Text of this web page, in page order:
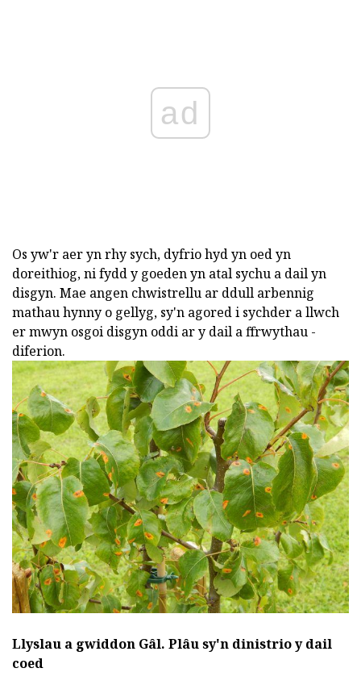
ad
Os yw'r aer yn rhy sych, dyfrio hyd yn oed yn
doreithiog, ni fydd y goeden yn atal sychu a dail yn
disgyn. Mae angen chwistrellu ar ddull arbennig
mathau hynny o gellyg, sy'n agored i sychder a llwch
er mwyn osgoi disgyn oddi ar y dail a ffrwythau -
diferion.
Llyslau a gwiddon Gâl. Plâu sy'n dinistrio y dail
coed